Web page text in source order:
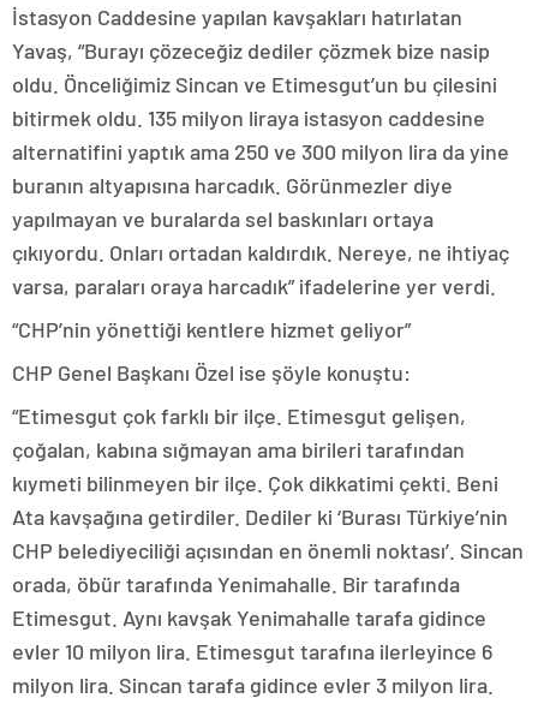
İstasyon Caddesine yapılan kavşakları hatırlatan
Yavaş, “Burayı çözeceğiz dediler çözmek bize nasip
oldu. Önceliğimiz Sincan ve Etimesgut’un bu çilesini
bitirmek oldu. 135 milyon liraya istasyon caddesine
alternatifini yaptık ama 250 ve 300 milyon lira da yine
buranın altyapısına harcadık. Görünmezler diye
yapılmayan ve buralarda sel baskınları ortaya
çıkıyordu. Onları ortadan kaldırdık. Nereye, ne ihtiyaç
varsa, paraları oraya harcadık” ifadelerine yer verdi.
“CHP’nin yönettiği kentlere hizmet geliyor”
CHP Genel Başkanı Özel ise şöyle konuştu:
“Etimesgut çok farklı bir ilçe. Etimesgut gelişen,
çoğalan, kabına sığmayan ama birileri tarafından
kıymeti bilinmeyen bir ilçe. Çok dikkatimi çekti. Beni
Ata kavşağına getirdiler. Dediler ki ‘Burası Türkiye’nin
CHP belediyeciliği açısından en önemli noktası’. Sincan
orada, öbür tarafında Yenimahalle. Bir tarafında
Etimesgut. Aynı kavşak Yenimahalle tarafa gidince
evler 10 milyon lira. Etimesgut tarafına ilerleyince 6
milyon lira. Sincan tarafa gidince evler 3 milyon lira.